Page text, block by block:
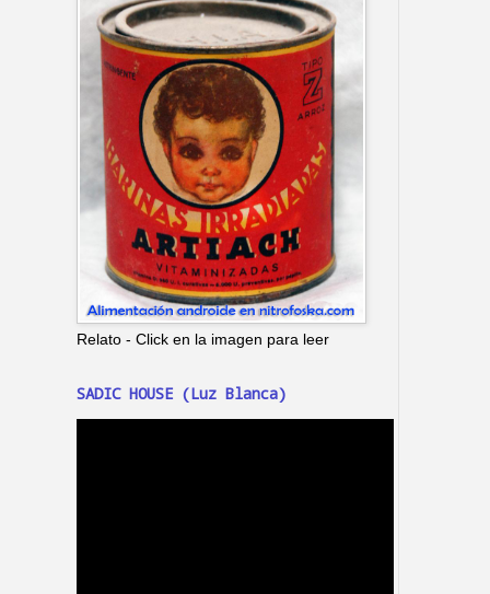
Relato - Click en la imagen para leer
SADIC HOUSE (Luz Blanca)